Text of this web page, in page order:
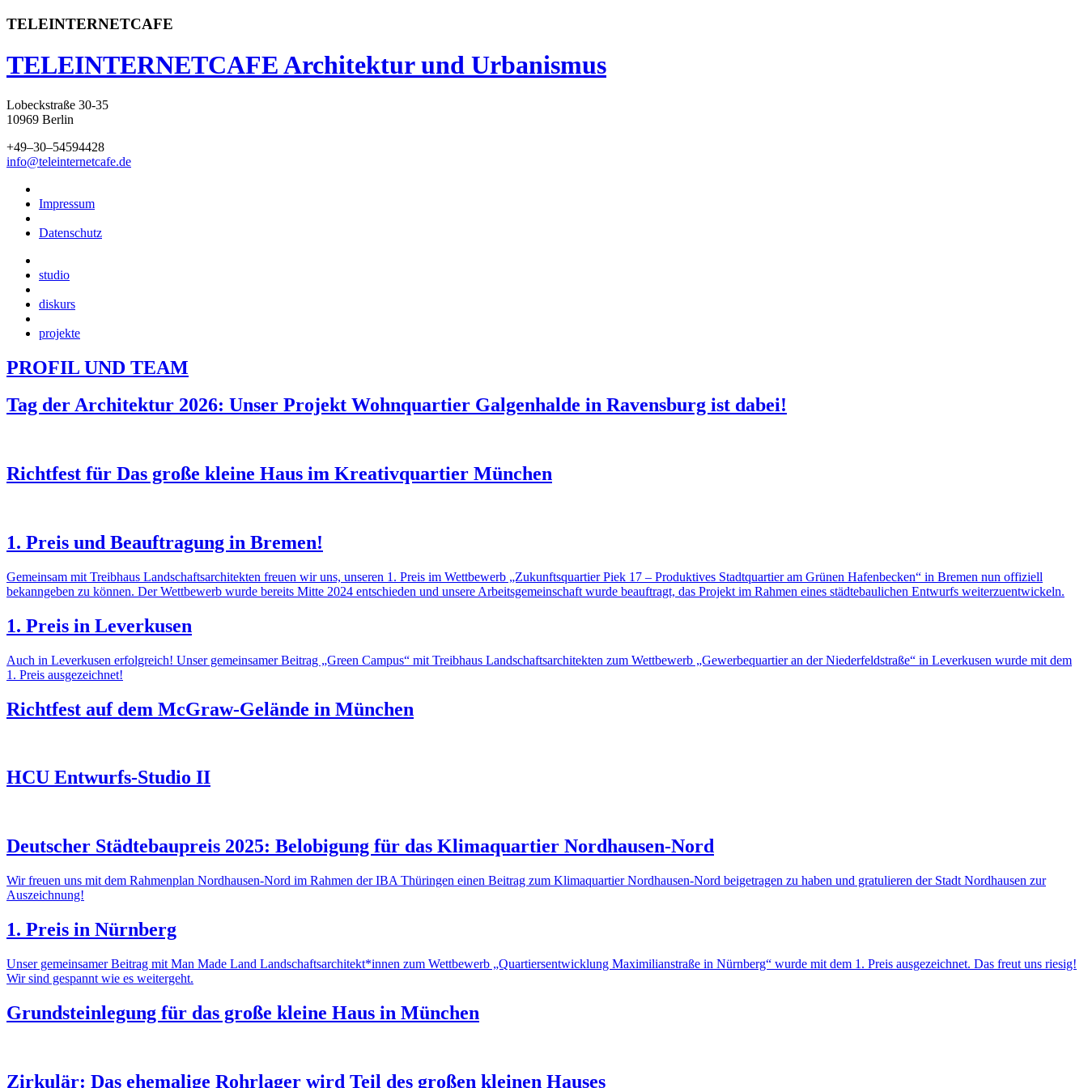
TELEINTERNETCAFE
TELEINTERNETCAFEArchitektur und Urbanismus
Lobeckstraße 30-35
10969 Berlin
+49–30–54594428
info@teleinternetcafe.de
Impressum
Datenschutz
studio
diskurs
projekte
PROFIL UND TEAM
Tag der Architektur 2026: Unser Projekt Wohnquartier Galgenhalde in Ravensburg ist dabei!
Richtfest für Das große kleine Haus im Kreativquartier München
1. Preis und Beauftragung in Bremen!
Gemeinsam mit Treibhaus Landschaftsarchitekten freuen wir uns, unseren 1. Preis im Wettbewerb „Zukunftsquartier Piek 17 – Produktives Stadtquartier am Grünen Hafenbecken“ in Bremen nun offiziell
bekanngeben zu können. Der Wettbewerb wurde bereits Mitte 2024 entschieden und unsere Arbeitsgemeinschaft wurde beauftragt, das Projekt im Rahmen eines städtebaulichen Entwurfs weiterzuentwickeln.
1. Preis in Leverkusen
Auch in Leverkusen erfolgreich! Unser gemeinsamer Beitrag „Green Campus“ mit Treibhaus Landschaftsarchitekten zum Wettbewerb „Gewerbequartier an der Niederfeldstraße“ in Leverkusen wurde mit dem
1. Preis ausgezeichnet!
Richtfest auf dem McGraw-Gelände in München
HCU Entwurfs-Studio II
Deutscher Städtebaupreis 2025: Belobigung für das Klimaquartier Nordhausen-Nord
Wir freuen uns mit dem Rahmenplan Nordhausen-Nord im Rahmen der IBA Thüringen einen Beitrag zum Klimaquartier Nordhausen-Nord beigetragen zu haben und gratulieren der Stadt Nordhausen zur
Auszeichnung!
1. Preis in Nürnberg
Unser gemeinsamer Beitrag mit Man Made Land Landschaftsarchitekt*innen zum Wettbewerb „Quartiersentwicklung Maximilianstraße in Nürnberg“ wurde mit dem 1. Preis ausgezeichnet. Das freut uns riesig!
Wir sind gespannt wie es weitergeht.
Grundsteinlegung für das große kleine Haus in München
Zirkulär: Das ehemalige Rohrlager wird Teil des großen kleinen Hauses